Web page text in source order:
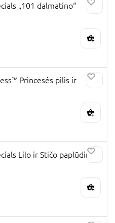
„101 dalmatino“
Princesės pilis ir
Lilo ir Stičo paplūdimio